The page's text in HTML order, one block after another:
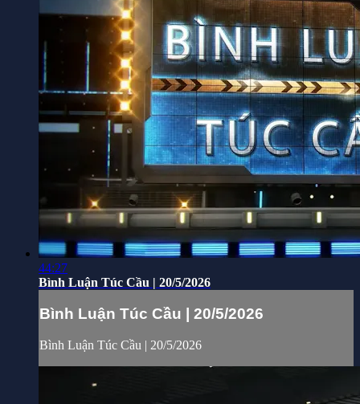
44:27
Bình Luận Túc Cầu | 20/5/2026
Bình Luận Túc Cầu | 20/5/2026
Bình Luận Túc Cầu | 20/5/2026